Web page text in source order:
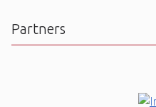
Partners